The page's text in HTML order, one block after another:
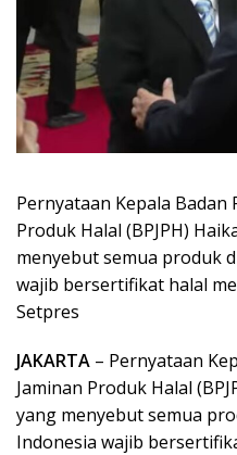
Pernyataan Kepala Badan
Produk Halal (BPJPH)
menyebut semua produk
wajib bersertifikat halal
Setpres
JAKARTA – Pernyataan
Jaminan Produk Halal
yang menyebut semua
Indonesia wajib